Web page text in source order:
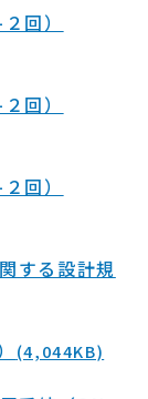
回）
回）
回）
する設計規
(4,044KB)